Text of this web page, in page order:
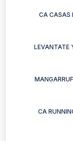
CA CASAS
LEVANTATE
CA